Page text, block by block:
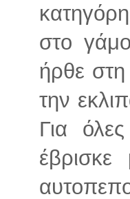
στο
ήρθε
την
Για